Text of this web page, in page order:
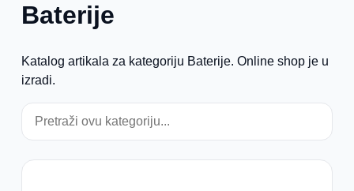
Baterije
Katalog artikala za kategoriju Baterije. Online shop je u
izradi.